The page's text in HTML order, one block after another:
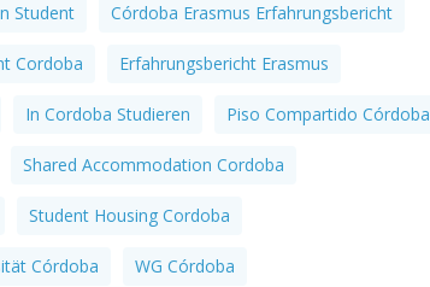
Student Córdoba Erasmus Erfahrungsbericht
Cordoba Erfahrungsbericht Erasmus
In Cordoba Studieren Piso Compartido Córdoba
Shared Accommodation Cordoba
Student Housing Cordoba
Córdoba WG Córdoba